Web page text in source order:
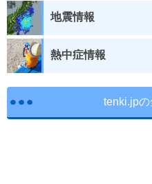
地震情報
熱中症情報
tenki.jp